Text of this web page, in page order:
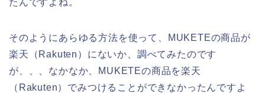
そのようにあらゆる方法を使って、MUKETEの商品が
楽天（Rakuten）にないか、調べてみたのです
が、、、なかなか、MUKETEの商品を楽天
（Rakuten）でみつけることができなかったんですよ